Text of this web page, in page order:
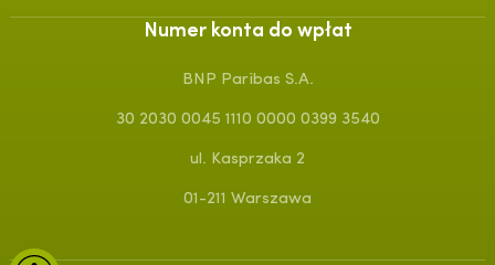
Numer konta do wpłat
BNP Paribas S.A.
30 2030 0045 1110 0000 0399 3540
ul. Kasprzaka 2
01-211 Warszawa